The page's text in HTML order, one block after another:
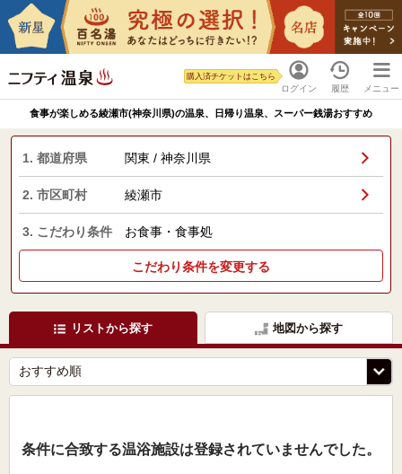
ログイン
購入済チケットはこちら
履歴 メニュー
食事が楽しめる綾瀬市(神奈川県)の温泉、日帰り温泉、スーパー銭湯おすすめ
1. 都道府県 関東 / 神奈川県
2. 市区町村 綾瀬市
3. こだわり条件 お食事・食事処
こだわり条件を変更する
リストから探す 地図から探す
条件に合致する温浴施設は登録されていませんでした。